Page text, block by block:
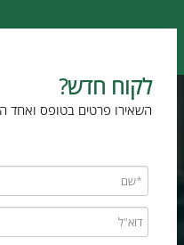
לקוח חדש?
השאירו פרטים בטופס ואחד